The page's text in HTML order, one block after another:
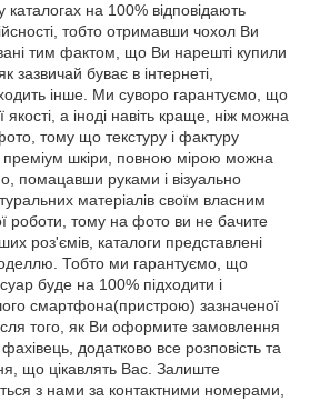
на 100% відповідають
тобто отримавши чохол Ви
тим фактом, що Ви нарешті купили
буває в інтернеті,
інше. Ми суворо гарантуємо, що
а іноді навіть краще, ніж можна
тому що текстуру і фактуру
преміум шкіри, повною мірою можна
помацавши руками і візуально
матеріалів своїм власним
роботи, тому на фото ви не бачите
роз'ємів, каталоги представлені
Тобто ми гарантуємо, що
буде на 100% підходити і
смартфона(пристрою) зазначеної
того, як Ви оформите замовлення
додатково все розповість та
що цікавлять Вас. Залиште
з нами за контактними номерами,